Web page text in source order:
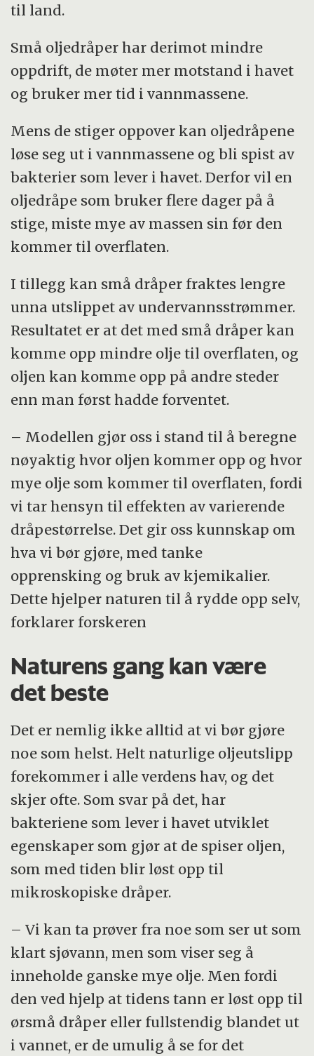
til land.
Små oljedråper har derimot mindre
oppdrift, de møter mer motstand i havet
og bruker mer tid i vannmassene.
Mens de stiger oppover kan oljedråpene
løse seg ut i vannmassene og bli spist av
bakterier som lever i havet. Derfor vil en
oljedråpe som bruker flere dager på å
stige, miste mye av massen sin før den
kommer til overflaten.
I tillegg kan små dråper fraktes lengre
unna utslippet av undervannsstrømmer.
Resultatet er at det med små dråper kan
komme opp mindre olje til overflaten, og
oljen kan komme opp på andre steder
enn man først hadde forventet.
– Modellen gjør oss i stand til å beregne
nøyaktig hvor oljen kommer opp og hvor
mye olje som kommer til overflaten, fordi
vi tar hensyn til effekten av varierende
dråpestørrelse. Det gir oss kunnskap om
hva vi bør gjøre, med tanke
opprensking og bruk av kjemikalier.
Dette hjelper naturen til å rydde opp selv,
forklarer forskeren
Naturens gang kan være
det beste
Det er nemlig ikke alltid at vi bør gjøre
noe som helst. Helt naturlige oljeutslipp
forekommer i alle verdens hav, og det
skjer ofte. Som svar på det, har
bakteriene som lever i havet utviklet
egenskaper som gjør at de spiser oljen,
som med tiden blir løst opp til
mikroskopiske dråper.
– Vi kan ta prøver fra noe som ser ut som
klart sjøvann, men som viser seg å
inneholde ganske mye olje. Men fordi
den ved hjelp at tidens tann er løst opp til
ørsmå dråper eller fullstendig blandet ut
i vannet, er de umulig å se for det